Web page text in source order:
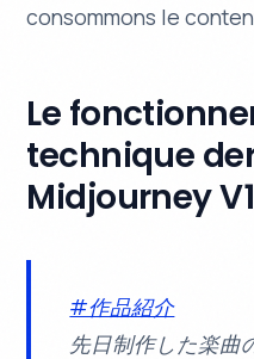
consommons le
Le
technique
Midjourney V1
#作品紹介
先日制作した楽曲